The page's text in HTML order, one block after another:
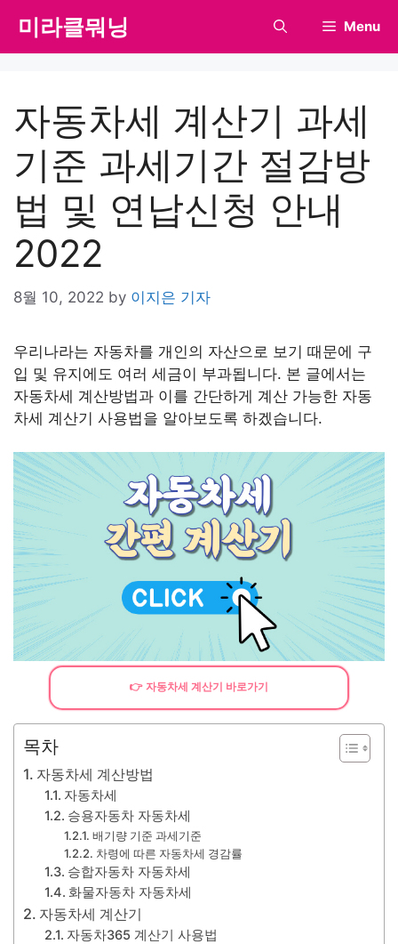
content
미라클뭐닝 Menu
자동차세 계산기 과세
기준 과세기간 절감방
법 및 연납신청 안내
2022
8월 10, 2022 by 이지은 기자
우리나라는 자동차를 개인의 자산으로 보기 때문에 구
입 및 유지에도 여러 세금이 부과됩니다. 본 글에서는
자동차세 계산방법과 이를 간단하게 계산 가능한 자동
차세 계산기 사용법을 알아보도록 하겠습니다.
👉 자동차세 계산기 바로가기
목차
자동차세 계산방법
자동차세
승용자동차 자동차세
배기량 기준 과세기준
차령에 따른 자동차세 경감률
승합자동차 자동차세
화물자동차 자동차세
자동차세 계산기
자동차365 계산기 사용법